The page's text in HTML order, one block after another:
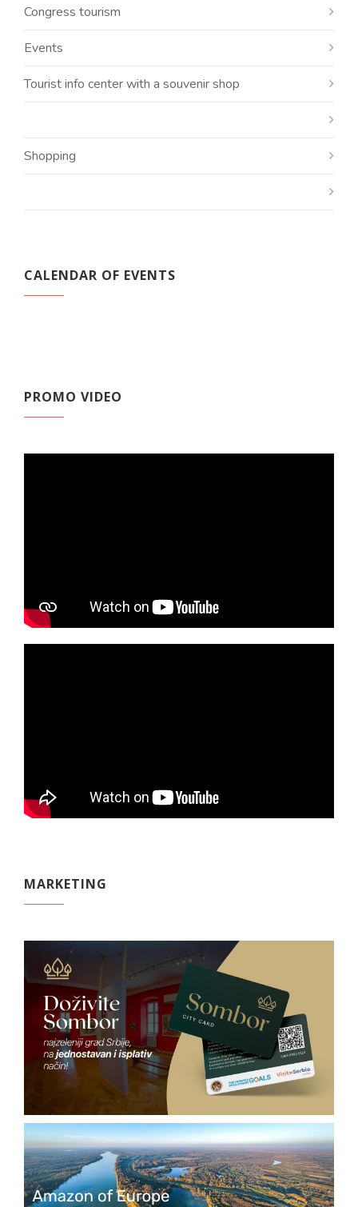
Congress tourism
Events
Tourist info center with a souvenir shop
Shopping
CALENDAR OF EVENTS
PROMO VIDEO
MARKETING